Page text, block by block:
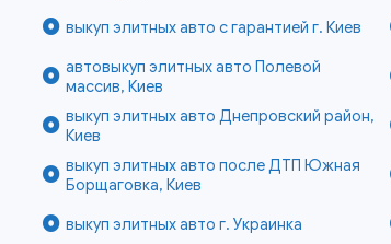
выкуп элитных авто с гарантией г. Киев
автовыкуп элитных авто Полевой
массив, Киев
выкуп элитных авто Днепровский район,
Киев
выкуп элитных авто после ДТП Южная
Борщаговка, Киев
выкуп элитных авто г. Украинка